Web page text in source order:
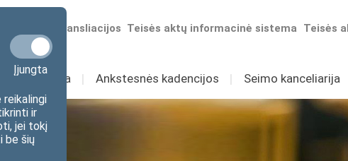
Įjungta
ir
jei tokį
be šių
Teisės
Teisės aktų informacinė sistema
transliacijos
Veikla I Ankstesnės kadencijos I Seimo kanceliarija